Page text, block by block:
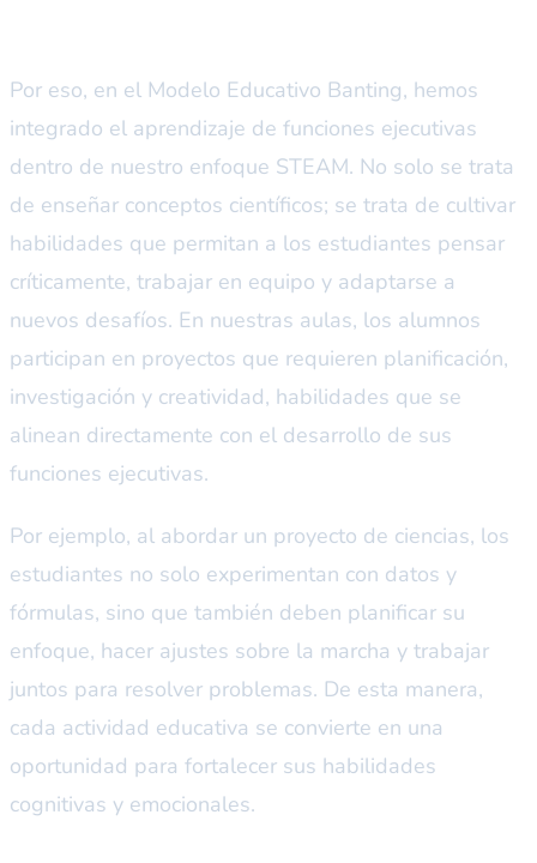
Por eso, en el Modelo Educativo Banting, hemos
integrado el aprendizaje de funciones ejecutivas
dentro de nuestro enfoque STEAM. No solo se trata
de enseñar conceptos científicos; se trata de cultivar
habilidades que permitan a los estudiantes pensar
críticamente, trabajar en equipo y adaptarse a
nuevos desafíos. En nuestras aulas, los alumnos
participan en proyectos que requieren planificación,
investigación y creatividad, habilidades que se
alinean directamente con el desarrollo de sus
funciones ejecutivas.
Por ejemplo, al abordar un proyecto de ciencias, los
estudiantes no solo experimentan con datos y
fórmulas, sino que también deben planificar su
enfoque, hacer ajustes sobre la marcha y trabajar
juntos para resolver problemas. De esta manera,
cada actividad educativa se convierte en una
oportunidad para fortalecer sus habilidades
cognitivas y emocionales.